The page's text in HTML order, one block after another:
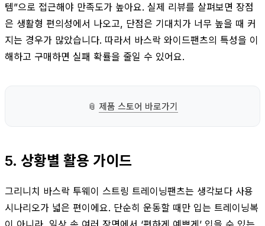
템”으로 접근해야 만족도가 높아요. 실제 리뷰를 살펴보면 장점
은 생활형 편의성에서 나오고, 단점은 기대치가 너무 높을 때 커
지는 경우가 많았습니다. 따라서 바스락 와이드팬츠의 특성을 이
해하고 구매하면 실패 확률을 줄일 수 있어요.
📎 제품 스토어 바로가기
5. 상황별 활용 가이드
그리니치 바스락 투웨이 스트링 트레이닝팬츠는 생각보다 사용
시나리오가 넓은 편이에요. 단순히 운동할 때만 입는 트레이닝복